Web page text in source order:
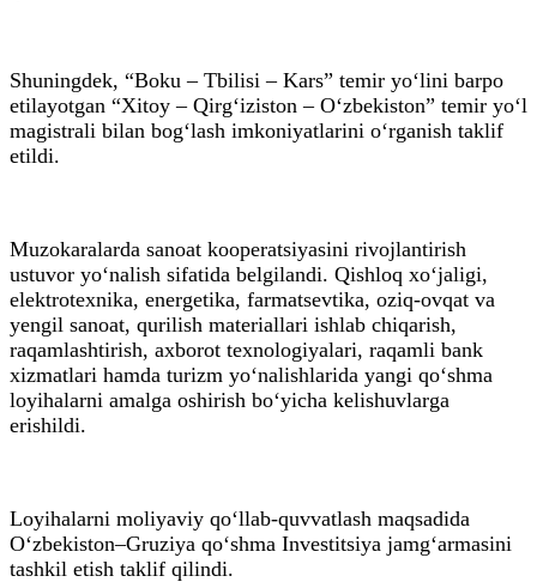
Shuningdek, “Boku – Tbilisi – Kars” temir yo‘lini barpo
etilayotgan “Xitoy – Qirg‘iziston – O‘zbekiston” temir yo‘l
magistrali bilan bog‘lash imkoniyatlarini o‘rganish taklif
etildi.
Muzokaralarda sanoat kooperatsiyasini rivojlantirish
ustuvor yo‘nalish sifatida belgilandi. Qishloq xo‘jaligi,
elektrotexnika, energetika, farmatsevtika, oziq-ovqat va
yengil sanoat, qurilish materiallari ishlab chiqarish,
raqamlashtirish, axborot texnologiyalari, raqamli bank
xizmatlari hamda turizm yo‘nalishlarida yangi qo‘shma
loyihalarni amalga oshirish bo‘yicha kelishuvlarga
erishildi.
Loyihalarni moliyaviy qo‘llab-quvvatlash maqsadida
O‘zbekiston–Gruziya qo‘shma Investitsiya jamg‘armasini
tashkil etish taklif qilindi.